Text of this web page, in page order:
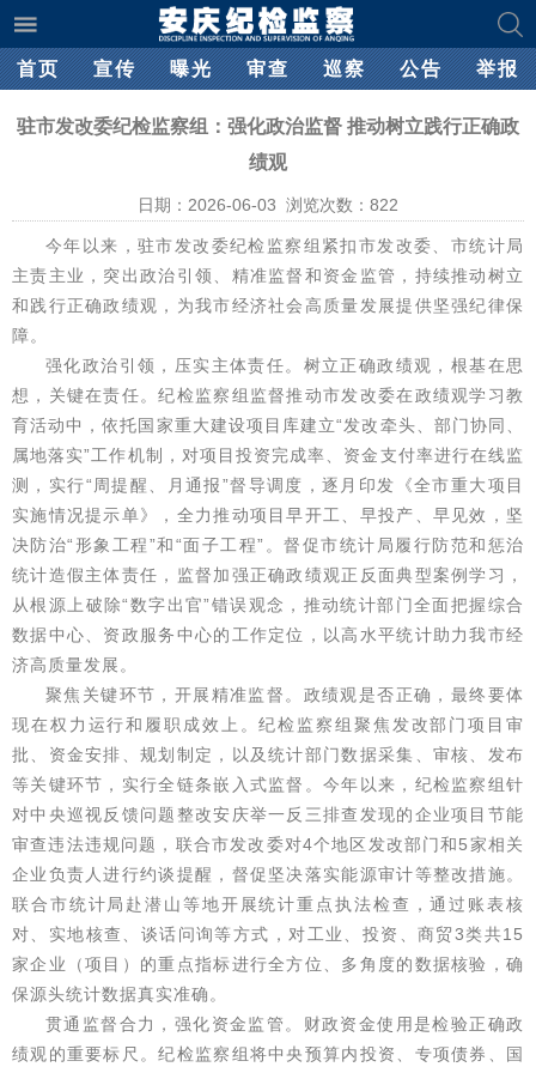
首页 宣传 曝光 审查 巡察 公告 举报
驻市发改委纪检监察组：强化政治监督 推动树立践行正确政
绩观
日期：2026-06-03 浏览次数： 822
今年以来，驻市发改委纪检监察组紧扣市发改委、市统计局
主责主业，突出政治引领、精准监督和资金监管，持续推动树立
和践行正确政绩观，为我市经济社会高质量发展提供坚强纪律保
障。
强化政治引领，压实主体责任。树立正确政绩观，根基在思
想，关键在责任。纪检监察组监督推动市发改委在政绩观学习教
育活动中，依托国家重大建设项目库建立“发改牵头、部门协同、
属地落实”工作机制，对项目投资完成率、资金支付率进行在线监
测，实行“周提醒、月通报”督导调度，逐月印发《全市重大项目
实施情况提示单》，全力推动项目早开工、早投产、早见效，坚
决防治“形象工程”和“面子工程”。督促市统计局履行防范和惩治
统计造假主体责任，监督加强正确政绩观正反面典型案例学习，
从根源上破除“数字出官”错误观念，推动统计部门全面把握综合
数据中心、资政服务中心的工作定位，以高水平统计助力我市经
济高质量发展。
聚焦关键环节，开展精准监督。政绩观是否正确，最终要体
现在权力运行和履职成效上。纪检监察组聚焦发改部门项目审
批、资金安排、规划制定，以及统计部门数据采集、审核、发布
等关键环节，实行全链条嵌入式监督。今年以来，纪检监察组针
对中央巡视反馈问题整改安庆举一反三排查发现的企业项目节能
审查违法违规问题，联合市发改委对4个地区发改部门和5家相关
企业负责人进行约谈提醒，督促坚决落实能源审计等整改措施。
联合市统计局赴潜山等地开展统计重点执法检查，通过账表核
对、实地核查、谈话问询等方式，对工业、投资、商贸3类共15
家企业（项目）的重点指标进行全方位、多角度的数据核验，确
保源头统计数据真实准确。
贯通监督合力，强化资金监管。财政资金使用是检验正确政
绩观的重要标尺。纪检监察组将中央预算内投资、专项债券、国